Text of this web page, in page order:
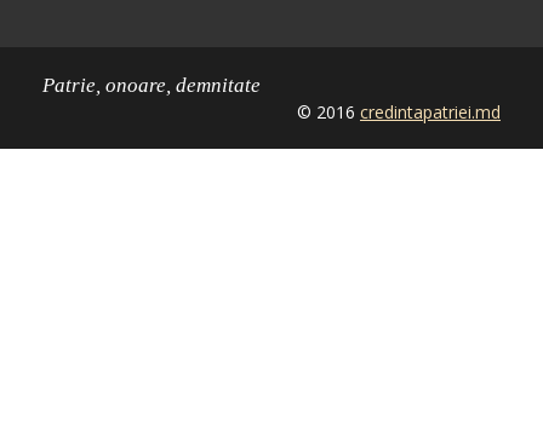
Patrie, onoare, demnitate
© 2016 credintapatriei.md